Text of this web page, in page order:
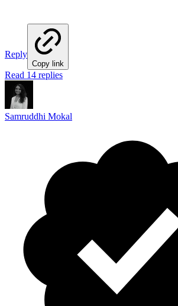
Reply
Copy link
Read 14 replies
Samruddhi Mokal